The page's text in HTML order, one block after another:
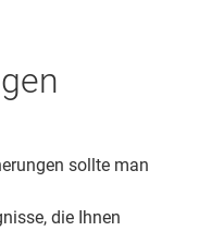
sollte man
die Ihnen